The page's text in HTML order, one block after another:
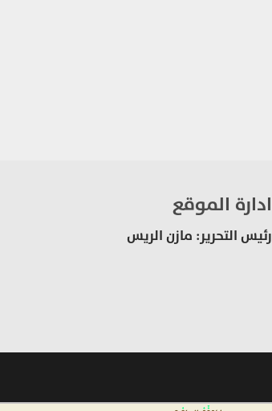
ادارة الموقع
رئيس التحرير: مازن الريس